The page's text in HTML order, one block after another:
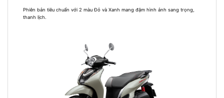
Phiên bản tiêu chuẩn với 2 màu Đỏ và Xanh mang đậm hình ảnh sang trọng,
thanh lịch.